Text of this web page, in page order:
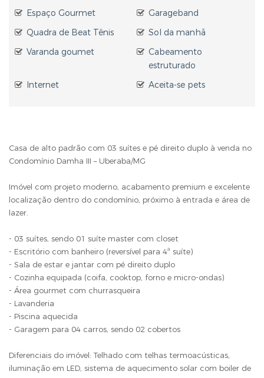
Espaço Gourmet
Garageband
Quadra de Beat Tênis
Sol da manhã
Varanda goumet
Cabeamento
estruturado
Internet
Aceita-se pets
Casa de alto padrão com 03 suítes e pé direito duplo à venda no
Condomínio Damha III – Uberaba/MG
Imóvel com projeto moderno, acabamento premium e excelente
localização dentro do condomínio, próximo à entrada e área de
lazer.
- 03 suítes, sendo 01 suíte master com closet
- Escritório com banheiro (reversível para 4ª suíte)
- Sala de estar e jantar com pé direito duplo
- Cozinha equipada (coifa, cooktop, forno e micro-ondas)
- Área gourmet com churrasqueira
- Lavanderia
- Piscina aquecida
- Garagem para 04 carros, sendo 02 cobertos
Diferenciais do imóvel: Telhado com telhas termoacústicas,
iluminação em LED, sistema de aquecimento solar com boiler de